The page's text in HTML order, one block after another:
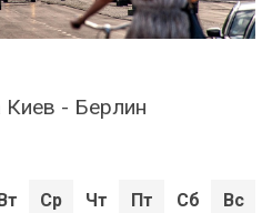
Киев - Берлин
Ср Чт Пт Сб Вс